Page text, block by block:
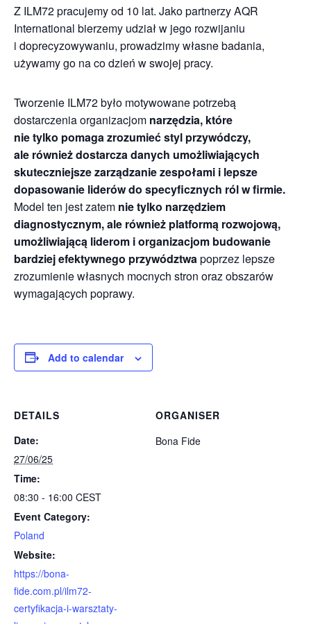
Z ILM72 pracujemy od 10 lat. Jako partnerzy AQR
International bierzemy udział w jego rozwijaniu
i doprecyzowywaniu, prowadzimy własne badania,
używamy go na co dzień w swojej pracy.
Tworzenie ILM72 było motywowane potrzebą
dostarczenia organizacjom narzędzia, które
nie tylko pomaga zrozumieć styl przywódczy,
ale również dostarcza danych umożliwiających
skuteczniejsze zarządzanie zespołami i lepsze
dopasowanie liderów do specyficznych ról w firmie.
Model ten jest zatem nie tylko narzędziem
diagnostycznym, ale również platformą rozwojową,
umożliwiającą liderom i organizacjom budowanie
bardziej efektywnego przywództwa poprzez lepsze
zrozumienie własnych mocnych stron oraz obszarów
wymagających poprawy.
Add to calendar
DETAILS
Date:
27/06/25
Time:
08:30 - 16:00 CEST
Event Category:
Poland
Website:
https://bona-
fide.com.pl/ilm72-
certyfikacja-i-warsztaty-
ORGANISER
Bona Fide